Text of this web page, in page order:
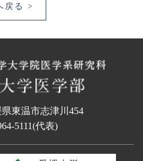
戻る >
県東温市志津川454
5111(代表)